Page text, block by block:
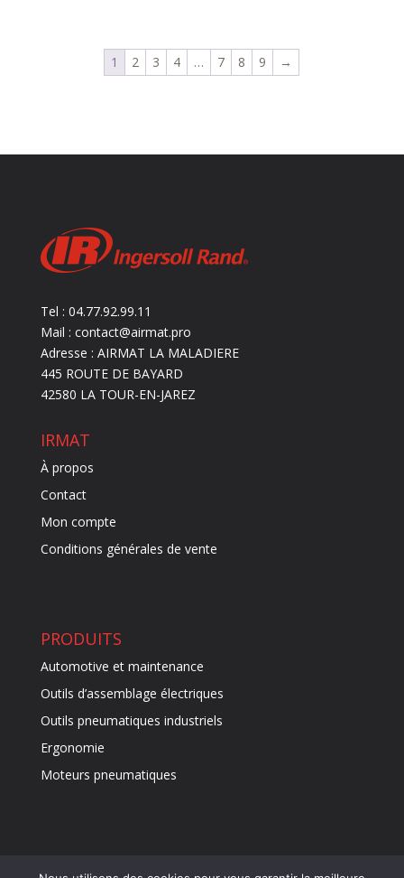
1 2 3 4 … 7 8 9 →
Tel : 04.77.92.99.11
Mail : contact@airmat.pro
Adresse : AIRMAT LA MALADIERE
445 ROUTE DE BAYARD
42580 LA TOUR-EN-JAREZ
IRMAT
À propos
Contact
Mon compte
Conditions générales de vente
PRODUITS
Automotive et maintenance
Outils d’assemblage électriques
Outils pneumatiques industriels
Ergonomie
Moteurs pneumatiques